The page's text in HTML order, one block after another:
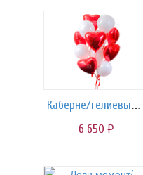
Каберне/гелиевые шары
6 650 руб.